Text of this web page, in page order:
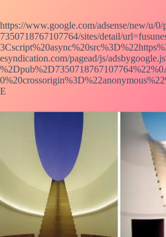
https://www.google.com/adsense/new/u/0/
7350718767107764/sites/detail/
esyndication.com/pagead/js/
E